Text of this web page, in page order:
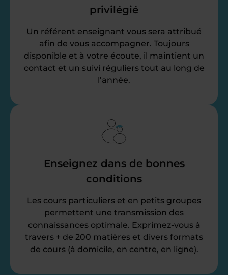
privilégié
Un référent enseignant vous sera attribué
afin de vous accompagner. Toujours
disponible et à votre écoute, il maintient un
contact et un suivi réguliers tout au long de
l’année.
Enseignez dans de bonnes
conditions
Les cours particuliers et en petits groupes
permettent une transmission des
connaissances optimale. Exprimez-vous à
travers + de 200 matières et divers formats
de cours (à domicile, en centre, en ligne).